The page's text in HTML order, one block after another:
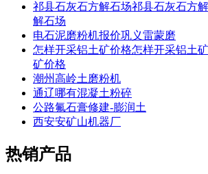
祁县石灰石方解石场祁县石灰石方
解石场
电石泥磨粉机报价巩义雷蒙磨
怎样开采铝土矿价格怎样开采铝土
矿价格
潮州高岭土磨粉机
通辽哪有混凝土粉碎
公路氟石膏修建-膨润土
西安安矿山机器厂
热销产品